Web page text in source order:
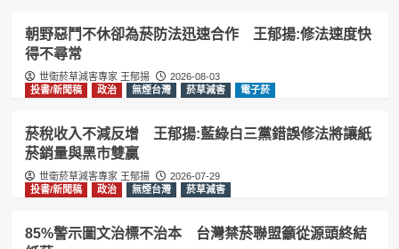
朝野惡鬥不休卻為菸防法迅速合作 王郁揚:修法速度快
得不尋常
世衛菸草減害專家 王郁揚
2026-08-03
投書/新聞稿
政治 無煙台灣 菸草減害 電子菸
菸稅收入不減反增 王郁揚:藍綠白三黨錯誤修法將讓紙
菸銷量與黑市雙贏
世衛菸草減害專家 王郁揚
2026-07-29
投書/新聞稿
政治 無煙台灣 菸草減害
85%警示圖文治標不治本 台灣禁菸聯盟籲從源頭終結